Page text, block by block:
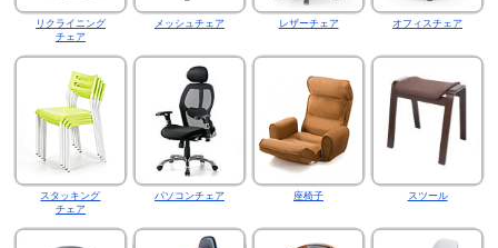
リクライニング
チェア
メッシュチェア レザーチェア オフィスチェア
スタッキング
チェア
パソコンチェア 座椅子 スツール